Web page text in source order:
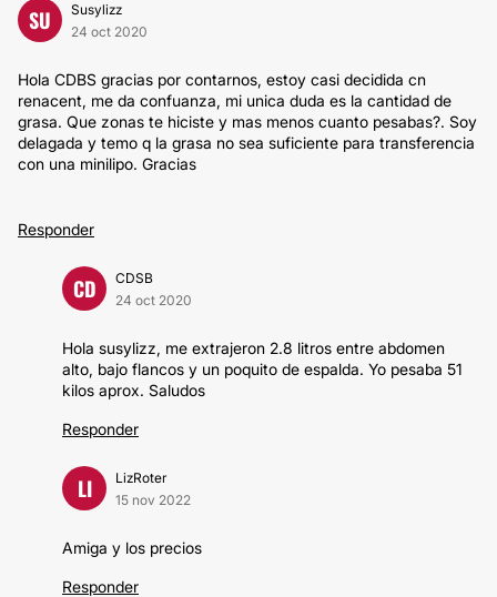
SU
Susylizz
24 oct 2020
Hola CDBS gracias por contarnos, estoy casi decidida cn
renacent, me da confuanza, mi unica duda es la cantidad de
grasa. Que zonas te hiciste y mas menos cuanto pesabas?. Soy
delagada y temo q la grasa no sea suficiente para transferencia
con una minilipo. Gracias
Responder
CD
CDSB
24 oct 2020
Hola susylizz, me extrajeron 2.8 litros entre abdomen
alto, bajo flancos y un poquito de espalda. Yo pesaba 51
kilos aprox. Saludos
Responder
LI
LizRoter
15 nov 2022
Amiga y los precios
Responder